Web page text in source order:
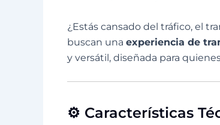
¿Estás cansado del tráfico, el
buscan una experiencia de
y versátil, diseñada para
⚙️ Características